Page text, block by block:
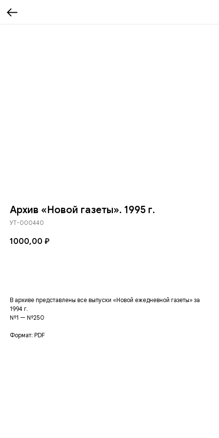
Архив «Новой газеты». 1995 г.
УТ-000440
1000,00 ₽
В архиве представлены все выпуски «Новой ежедневной газеты» за
1994 г.
№1 — №250
Формат: PDF